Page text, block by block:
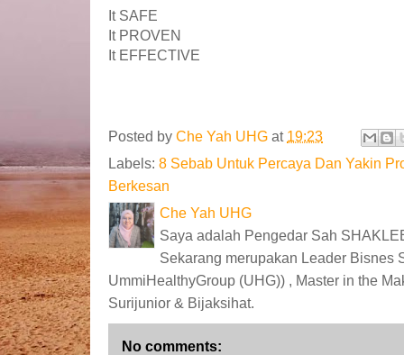
It SAFE
It PROVEN
It EFFECTIVE
Posted by Che Yah UHG at 19:23
Labels: 8 Sebab Untuk Percaya Dan Yakin
Berkesan
Che Yah UHG
Saya adalah Pengedar Sah
Sekarang merupakan Leader Bisnes
UmmiHealthyGroup (UHG)) , Master in the
Surijunior & Bijaksihat.
No comments: